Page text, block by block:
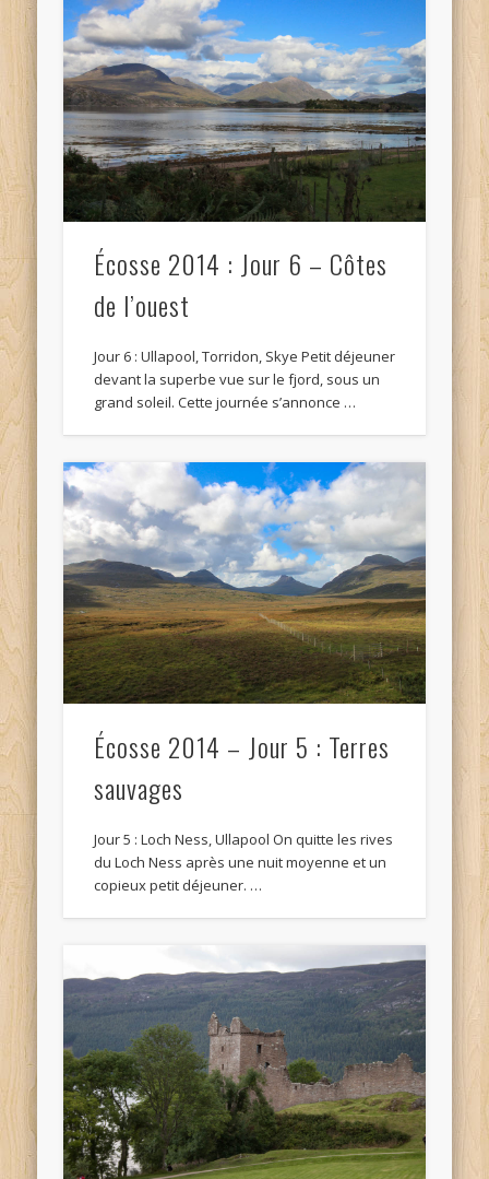
Écosse 2014 : Jour 6 – Côtes
de l’ouest
Jour 6 : Ullapool, Torridon, Skye Petit déjeuner
devant la superbe vue sur le fjord, sous un
grand soleil. Cette journée s’annonce …
Écosse 2014 – Jour 5 : Terres
sauvages
Jour 5 : Loch Ness, Ullapool On quitte les rives
du Loch Ness après une nuit moyenne et un
copieux petit déjeuner. …